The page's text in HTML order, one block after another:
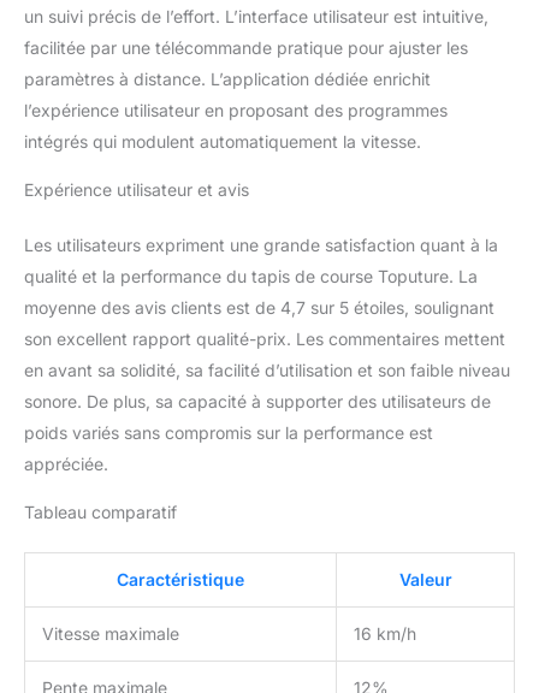
Bluetooth (TP5) pour effectuer divers cours
d'entraînement à la maison ou en salle de
sport. 【Haut-parleur Bluetooth et moniteur
de fréquence cardiaque】 Connectez votre
téléphone au haut-parleur Bluetooth du tapis
roulant via Bluetooth et vous pourrez profiter
de l'exercice. Vous pouvez également tenir
l'écran du tapis roulant avec les deux mains
fréquence cardiaque et surveiller votre état
de santé pendant l'exercice en temps réel.
【Conception peu encombrante, aucun
assemblage requis】 Le tapis roulant
TOPUTURE 2-en-1 présente une conception
avancée sans installation. Tournez
simplement la boucle. Ce tapis roulant
domestique pèse 34.6 KG et comporte des
transport facile. Pliez et rangez sous une
un suivi précis de l’effort. L’interface utilisateur est intuitive,
facilitée par une télécommande pratique pour ajuster les
paramètres à distance. L’application dédiée enrichit
l’expérience utilisateur en proposant des programmes
intégrés qui modulent automatiquement la vitesse.
Expérience utilisateur et avis
Les utilisateurs expriment une grande satisfaction quant à la
qualité et la performance du tapis de course Toputure. La
moyenne des avis clients est de 4,7 sur 5 étoiles, soulignant
son excellent rapport qualité-prix. Les commentaires mettent
en avant sa solidité, sa facilité d’utilisation et son faible niveau
sonore. De plus, sa capacité à supporter des utilisateurs de
poids variés sans compromis sur la performance est
appréciée.
Tableau comparatif
Caractéristique Valeur
Vitesse maximale 16 km/h
Pente maximale 12%